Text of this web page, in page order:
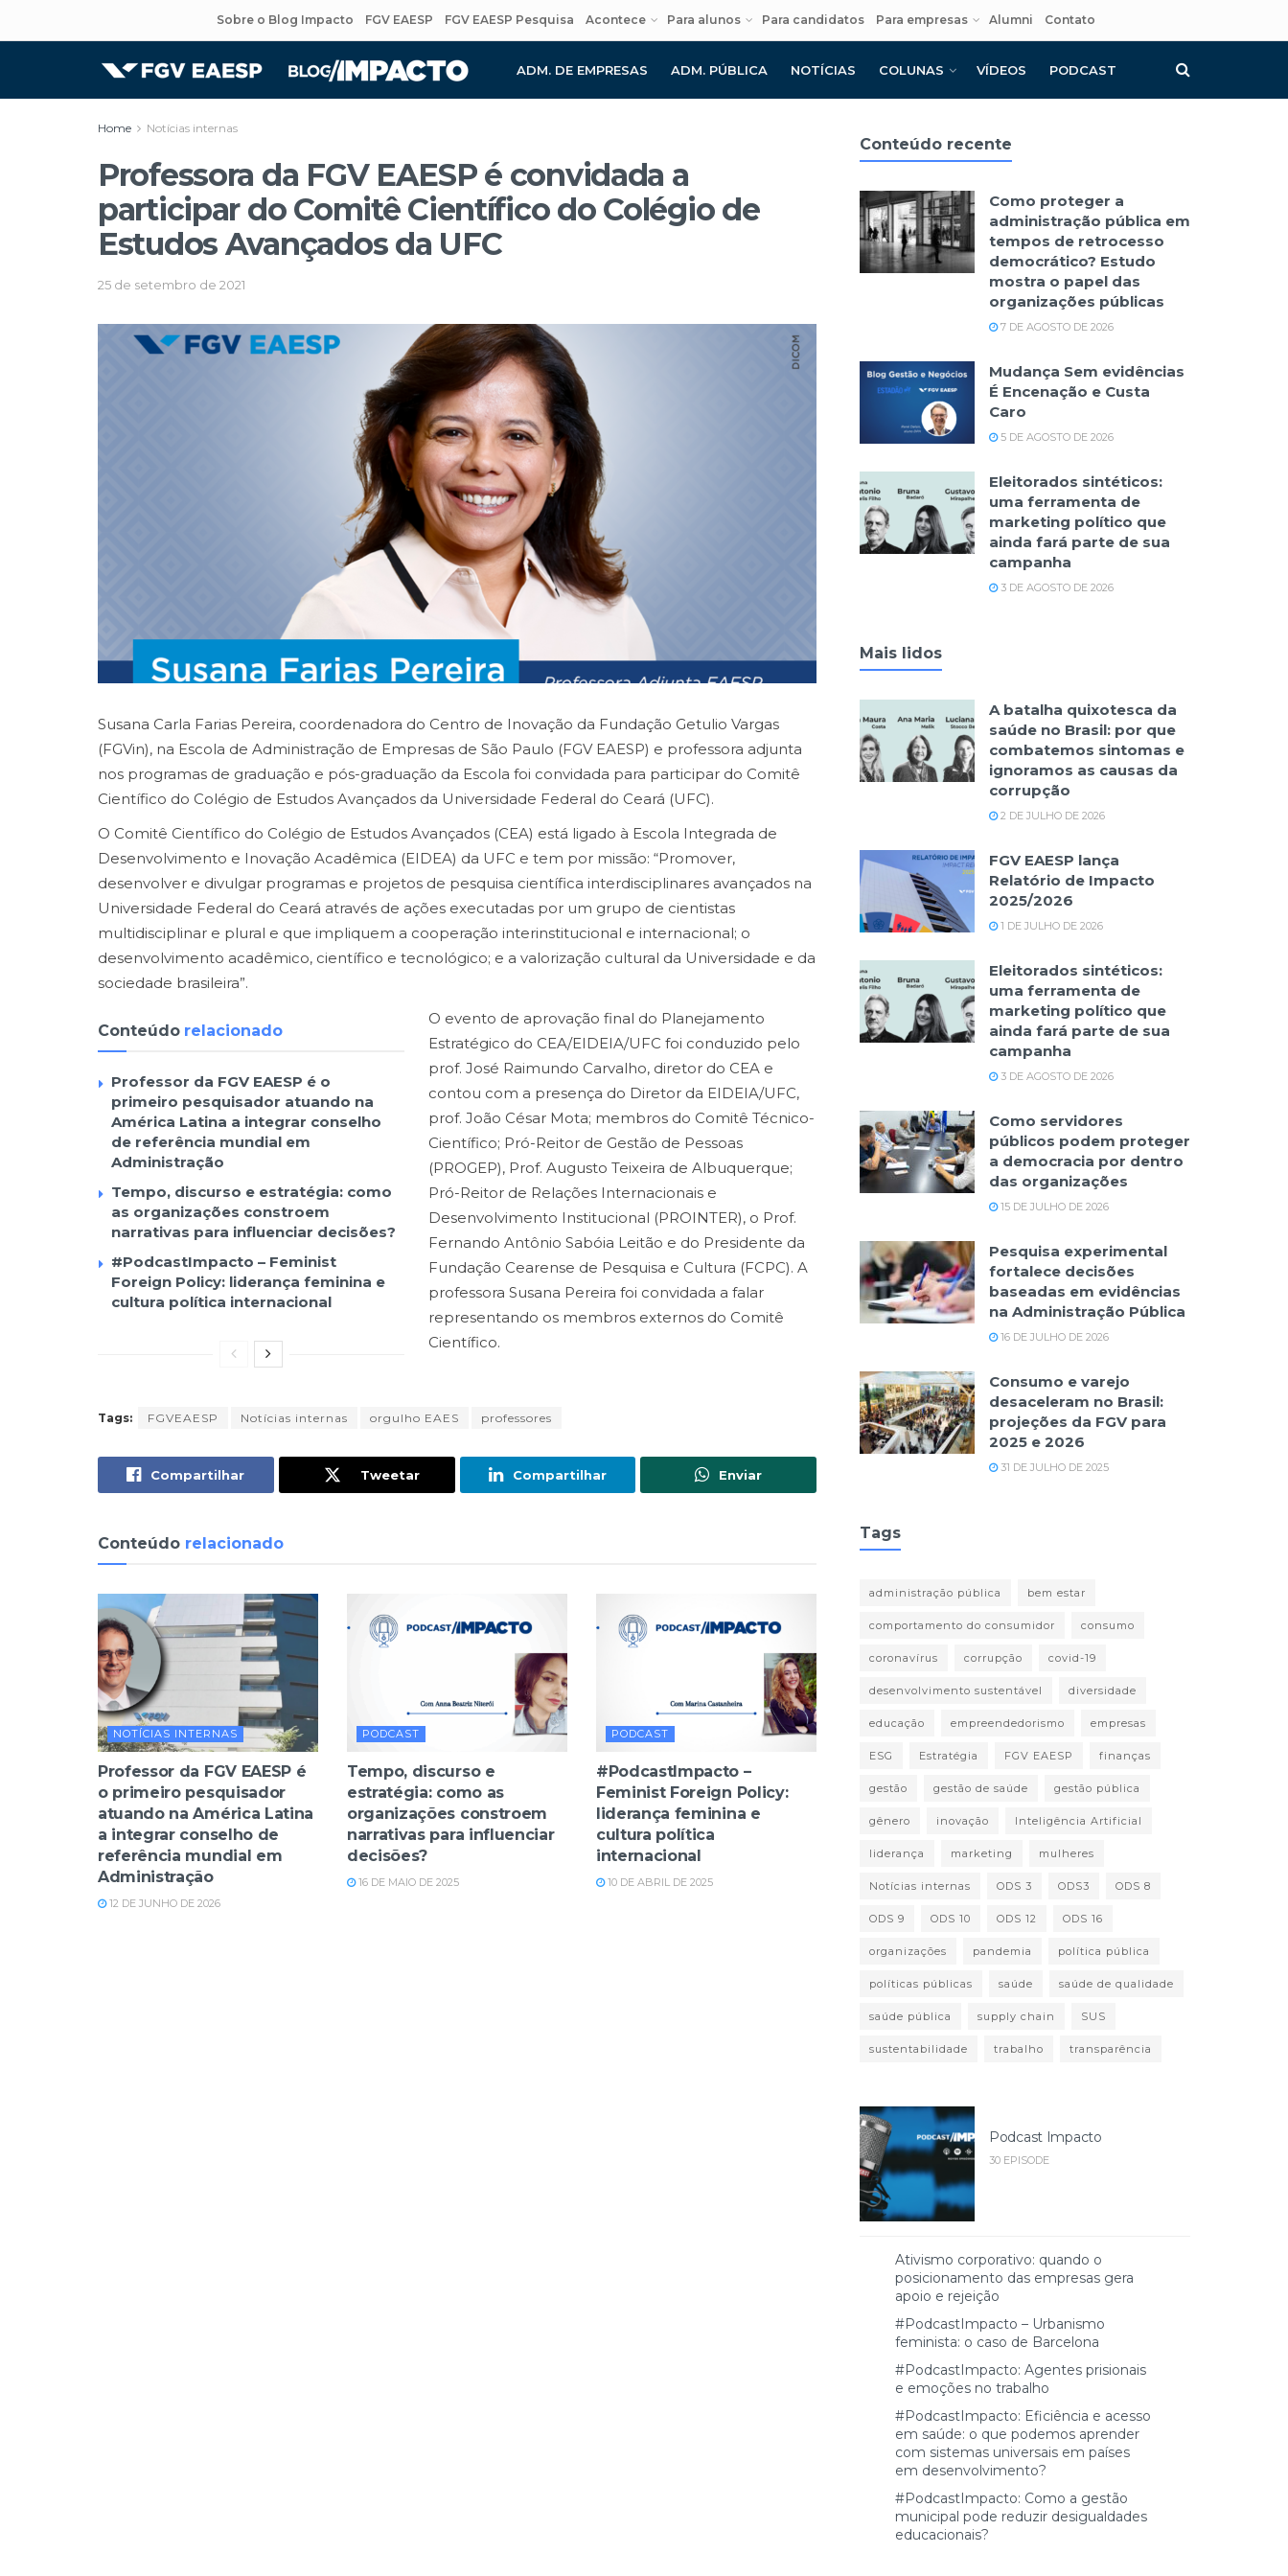
Sobre o Blog Impacto FGV EAESP FGV EAESP Pesquisa Acontece Para alunos Para candidatos Para empresas Alumni Contato
ADM. DE EMPRESAS ADM. PÚBLICA NOTÍCIAS COLUNAS VÍDEOS PODCAST
Home Notícias internas
Professora da FGV EAESP é convidada a
participar do Comitê Científico do Colégio de
Estudos Avançados da UFC
25 de setembro de 2021
Susana Carla Farias Pereira, coordenadora do Centro de Inovação da Fundação Getulio Vargas
(FGVin), na Escola de Administração de Empresas de São Paulo (FGV EAESP) e professora adjunta
nos programas de graduação e pós-graduação da Escola foi convidada para participar do Comitê
Científico do Colégio de Estudos Avançados da Universidade Federal do Ceará (UFC).
O Comitê Científico do Colégio de Estudos Avançados (CEA) está ligado à Escola Integrada de
Desenvolvimento e Inovação Acadêmica (EIDEA) da UFC e tem por missão: “Promover,
desenvolver e divulgar programas e projetos de pesquisa científica interdisciplinares avançados na
Universidade Federal do Ceará através de ações executadas por um grupo de cientistas
multidisciplinar e plural e que impliquem a cooperação interinstitucional e internacional; o
desenvolvimento acadêmico, científico e tecnológico; e a valorização cultural da Universidade e da
sociedade brasileira”.
Conteúdo relacionado
Professor da FGV EAESP é o
primeiro pesquisador atuando na
América Latina a integrar conselho
de referência mundial em
Administração
Tempo, discurso e estratégia: como
as organizações constroem
narrativas para influenciar decisões?
#PodcastImpacto – Feminist
Foreign Policy: liderança feminina e
cultura política internacional
O evento de aprovação final do Planejamento
Estratégico do CEA/EIDEIA/UFC foi conduzido pelo
prof. José Raimundo Carvalho, diretor do CEA e
contou com a presença do Diretor da EIDEIA/UFC,
prof. João César Mota; membros do Comitê Técnico-
Científico; Pró-Reitor de Gestão de Pessoas
(PROGEP), Prof. Augusto Teixeira de Albuquerque;
Pró-Reitor de Relações Internacionais e
Desenvolvimento Institucional (PROINTER), o Prof.
Fernando Antônio Sabóia Leitão e do Presidente da
Fundação Cearense de Pesquisa e Cultura (FCPC). A
professora Susana Pereira foi convidada a falar
representando os membros externos do Comitê
Científico.
Tags: FGVEAESP Notícias internas orgulho EAES professores
Compartilhar Tweetar Compartilhar Enviar
Conteúdo relacionado
NOTÍCIAS INTERNAS
Professor da FGV EAESP é
o primeiro pesquisador
atuando na América Latina
a integrar conselho de
referência mundial em
Administração
12 DE JUNHO DE 2026
PODCAST
Tempo, discurso e
estratégia: como as
organizações constroem
narrativas para influenciar
decisões?
16 DE MAIO DE 2025
PODCAST
#PodcastImpacto –
Feminist Foreign Policy:
liderança feminina e
cultura política
internacional
10 DE ABRIL DE 2025
Conteúdo recente
Como proteger a
administração pública em
tempos de retrocesso
democrático? Estudo
mostra o papel das
organizações públicas
7 DE AGOSTO DE 2026
Mudança Sem evidências
É Encenação e Custa
Caro
5 DE AGOSTO DE 2026
Eleitorados sintéticos:
uma ferramenta de
marketing político que
ainda fará parte de sua
campanha
3 DE AGOSTO DE 2026
Mais lidos
A batalha quixotesca da
saúde no Brasil: por que
combatemos sintomas e
ignoramos as causas da
corrupção
2 DE JULHO DE 2026
FGV EAESP lança
Relatório de Impacto
2025/2026
1 DE JULHO DE 2026
Eleitorados sintéticos:
uma ferramenta de
marketing político que
ainda fará parte de sua
campanha
3 DE AGOSTO DE 2026
Como servidores
públicos podem proteger
a democracia por dentro
das organizações
15 DE JULHO DE 2026
Pesquisa experimental
fortalece decisões
baseadas em evidências
na Administração Pública
16 DE JULHO DE 2026
Consumo e varejo
desaceleram no Brasil:
projeções da FGV para
2025 e 2026
31 DE JULHO DE 2025
Tags
administração pública bem estar
comportamento do consumidor consumo
coronavírus corrupção covid-19
desenvolvimento sustentável diversidade
educação empreendedorismo empresas
ESG Estratégia FGV EAESP finanças
gestão gestão de saúde gestão pública
gênero inovação Inteligência Artificial
liderança marketing mulheres
Notícias internas ODS 3 ODS3 ODS 8
ODS 9 ODS 10 ODS 12 ODS 16
organizações pandemia política pública
políticas públicas saúde saúde de qualidade
saúde pública supply chain SUS
sustentabilidade trabalho transparência
Podcast Impacto
30 EPISODE
Ativismo corporativo: quando o
posicionamento das empresas gera
apoio e rejeição
#PodcastImpacto – Urbanismo
feminista: o caso de Barcelona
#PodcastImpacto: Agentes prisionais
e emoções no trabalho
#PodcastImpacto: Eficiência e acesso
em saúde: o que podemos aprender
com sistemas universais em países
em desenvolvimento?
#PodcastImpacto: Como a gestão
municipal pode reduzir desigualdades
educacionais?